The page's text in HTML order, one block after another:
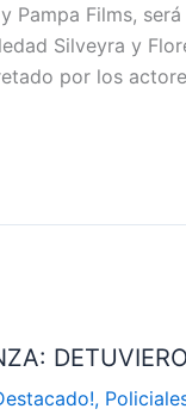
Pampa Films,
Silveyra y
por los
,